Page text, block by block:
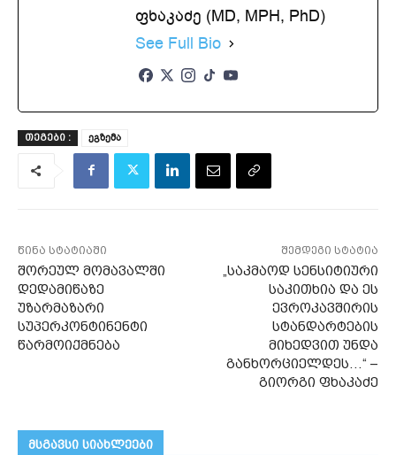
ფხაკაძე (MD, MPH, PhD)
See Full Bio
ᲗᲔᲒᲔᲑᲘ : ეგზემა
წინა სტატიაში
შორეულ მომავალში
დედამიწაზე
უზარმაზარი
სუპერკონტინენტი
წარმოიქმნება
შემდეგი სტატია
„საკმაოდ სენსიტიური
საკითხია და ეს
ევროკავშირის
სტანდარტების
მიხედვით უნდა
განხორციელდეს…“ –
გიორგი ფხაკაძე
მსგავსი სიახლეები